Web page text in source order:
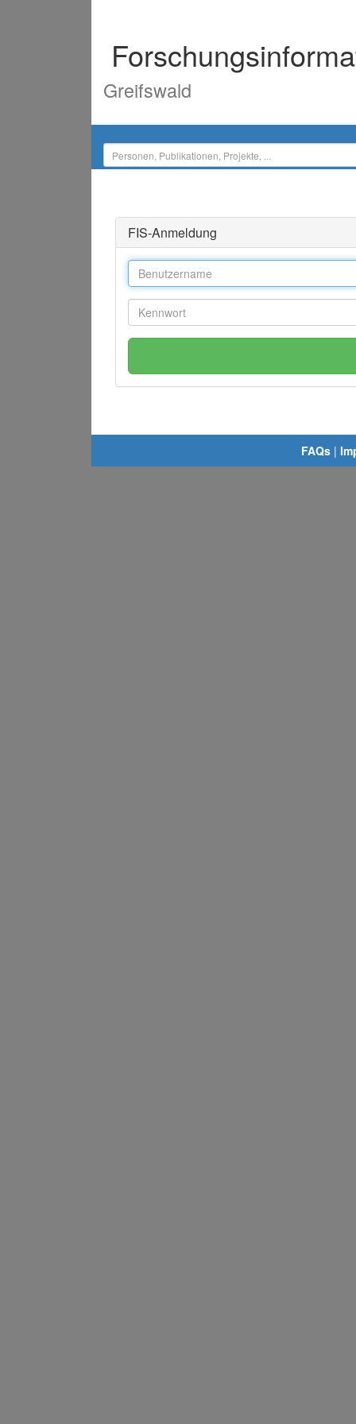
Greifswald
FIS-Anmeldung
FAQs |